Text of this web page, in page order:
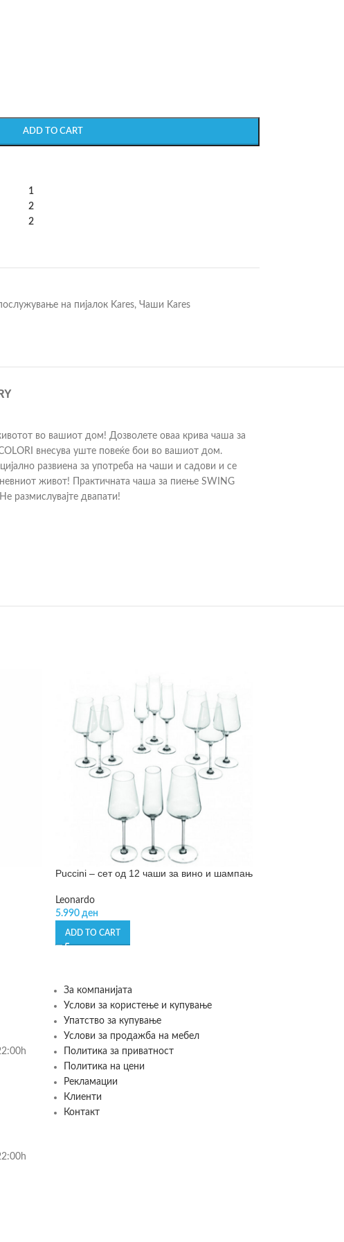
ADD TO CART
1
2
2
на пијалок Kares, Чаши Kares
во вашиот дом! Дозволете оваа крива чаша за
внесува уште повеќе бои во вашиот дом.
развиена за употреба на чаши и садови и се
живот! Практичната чаша за пиење SWING
размислувајте двапати!
Puccini – сет од 12 чаши за вино и шампањ
Leonardo
5.990 ден
ADD TO CART
За компанијата
Услови за користење и купување
Упатство за купување
Услови за продажба на мебел
Политика за приватност
Политика на цени
Рекламации
Клиенти
Контакт